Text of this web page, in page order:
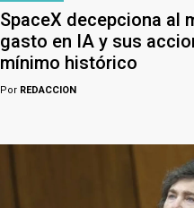
SpaceX decepciona al
gasto en IA y sus
mínimo histórico
Por REDACCION